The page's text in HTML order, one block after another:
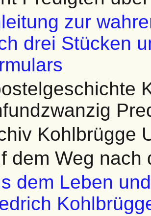
zur
drei Stücken
Kohlbrügge
dem Weg nach
dem Leben